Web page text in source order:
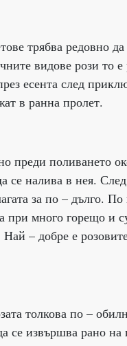
трябва редовно да
видове рози то е
есента след
в ранна пролет.
преди поливането
се налива в нея.
за по – дълго.
при много горещо и
– добре е
толкова по –
се извършва рано на